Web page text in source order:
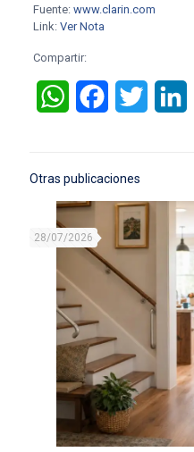
Fuente: www.clarin.com
Link: Ver Nota
Compartir:
WhatsAppFacebookTwitter
Otras publicaciones
28/07/2026